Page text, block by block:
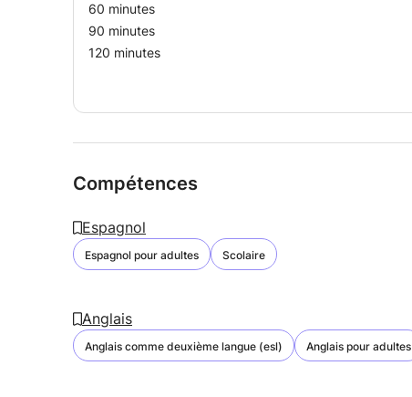
60 minutes
90 minutes
120 minutes
Compétences
Espagnol
Espagnol pour adultes Scolaire
Anglais
Anglais comme deuxième langue (esl) Anglais pour adultes